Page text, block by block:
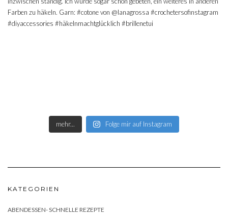
mehr... Folge mir auf Instagram
KATEGORIEN
ABENDESSEN- SCHNELLE REZEPTE